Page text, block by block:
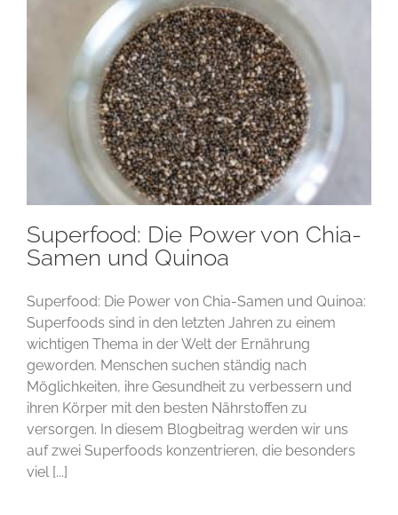
Superfood: Die Power von Chia-
Samen und Quinoa
Superfood: Die Power von Chia-Samen und Quinoa:
Superfoods sind in den letzten Jahren zu einem
wichtigen Thema in der Welt der Ernährung
geworden. Menschen suchen ständig nach
Möglichkeiten, ihre Gesundheit zu verbessern und
ihren Körper mit den besten Nährstoffen zu
versorgen. In diesem Blogbeitrag werden wir uns
auf zwei Superfoods konzentrieren, die besonders
viel [...]